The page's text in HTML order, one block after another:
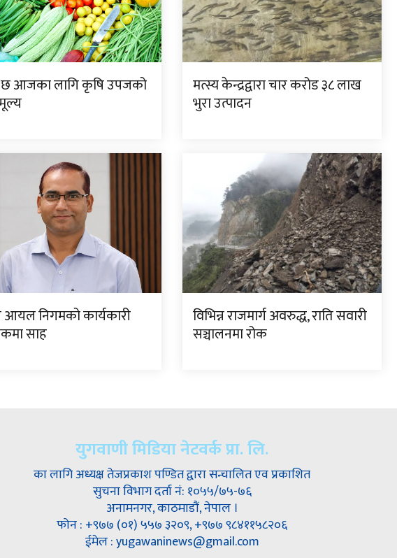
छ आजका लागि कृषि उपजको मत्स्य केन्द्रद्वारा चार करोड ३८ लाख
भुरा उत्पादन
निगमको कार्यकारी
साह
विभिन्न राजमार्ग अवरुद्ध, राति सवारी
सञ्चालनमा रोक
युगवाणी मिडिया नेटवर्क प्रा. लि.
का लागि अध्यक्ष तेजप्रकाश पण्डित द्वारा सन्चालित एव प्रकाशित
सुचना विभाग दर्ता नं: १०५५/७५-७६
अनामनगर, काठमाडौं, नेपाल ।
फोन : +९७७ (०१) ५५७ ३२०९, +९७७ ९८४११५८२०६
ईमेल : yugawaninews@gmail.com